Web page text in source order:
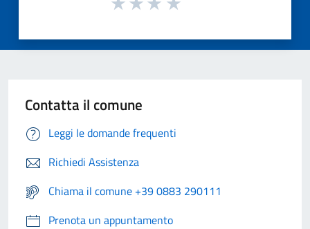
Contatta il comune
Leggi le domande frequenti
Richiedi Assistenza
Chiama il comune +39 0883 290111
Prenota un appuntamento